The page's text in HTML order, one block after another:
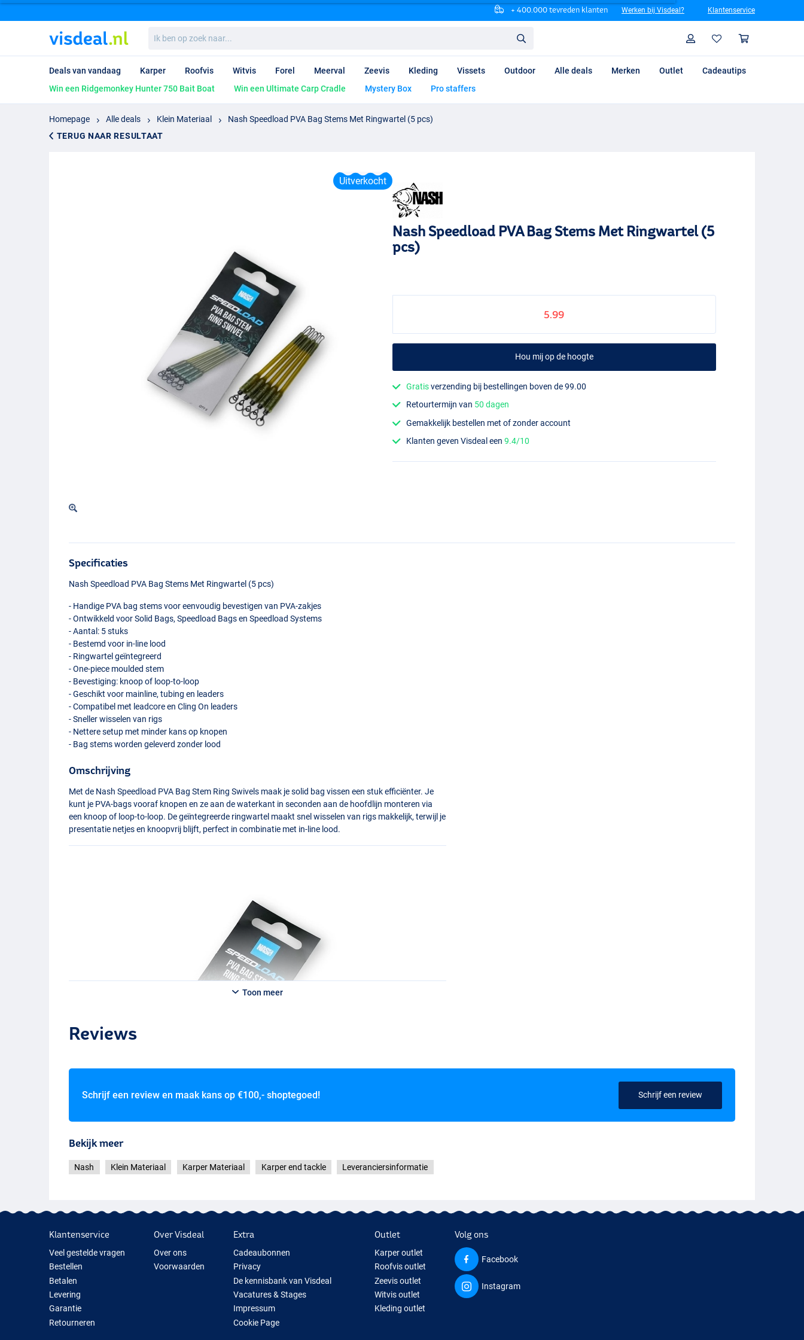
+ 400.000 tevreden klanten Werken bij Visdeal? Klantenservice
ben
op
naar...
Profiel
Deals van vandaag Karper Roofvis Witvis Forel Meerval Zeevis Kleding Vissets Outdoor Alle deals Merken Outlet
Cadeautips
Win een Ridgemonkey Hunter 750 Bait Boat
Win een Ultimate Carp Cradle Mystery Box Pro staffers
Homepage Alle deals Klein Materiaal
Nash Speedload PVA Bag Stems Met Ringwartel (5 pcs)
TERUG NAAR RESULTAAT
Uitverkocht
Nash Speedload PVA Bag Stems Met Ringwartel (5
pcs)
5.99
Hou mij op de hoogte
Gratisverzending bij bestellingen boven de 99.00
Retourtermijn van 50 dagen
Gemakkelijk bestellen met of zonder account
Klanten geven Visdeal een9.4/10
Specificaties
Nash Speedload PVA Bag Stems Met Ringwartel (5 pcs)
- Handige PVA bag stems voor eenvoudig bevestigen van PVA-zakjes
- Ontwikkeld voor Solid Bags, Speedload Bags en Speedload Systems
- Aantal: 5 stuks
- Bestemd voor in-line lood
- Ringwartel geïntegreerd
- One-piece moulded stem
- Bevestiging: knoop of loop-to-loop
- Geschikt voor mainline, tubing en leaders
- Compatibel met leadcore en Cling On leaders
- Sneller wisselen van rigs
- Nettere setup met minder kans op knopen
- Bag stems worden geleverd zonder lood
Omschrijving
Met de Nash Speedload PVA Bag Stem Ring Swivels maak je solid bag vissen een stuk efficiënter. Je
kunt je PVA-bags vooraf knopen en ze aan de waterkant in seconden aan de hoofdlijn monteren via
een knoop of loop-to-loop. De geïntegreerde ringwartel maakt snel wisselen van rigs makkelijk, terwijl je
presentatie netjes en knoopvrij blijft, perfect in combinatie met in-line lood.
Toon meer
Reviews
Schrijf een review en maak kans op €100,- shoptegoed! Schrijf een review
Bekijk meer
Nash Klein Materiaal Karper Materiaal Karper end tackle Leveranciersinformatie
Klantenservice
Veel gestelde vragen
Bestellen
Betalen
Levering
Garantie
Retourneren
Over Visdeal
Over ons
Voorwaarden
Extra
Cadeaubonnen
Privacy
De kennisbank van Visdeal
Vacatures & Stages
Impressum
Cookie Page
Outlet
Karper outlet
Roofvis outlet
Zeevis outlet
Witvis outlet
Kleding outlet
Volg ons
Facebook
Instagram